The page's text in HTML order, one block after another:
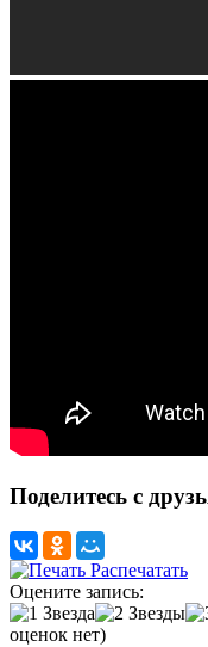
Поделитесь с
Распечатать
Оцените запись:
оценок нет)